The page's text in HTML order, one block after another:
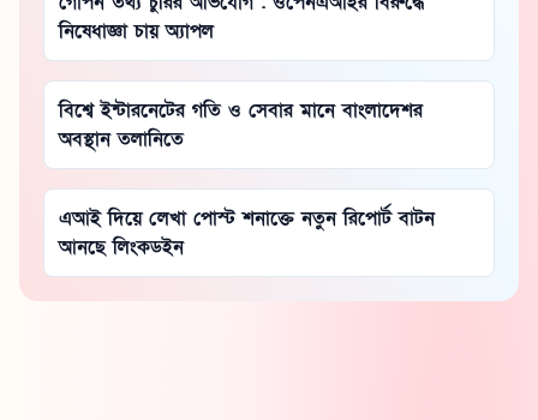
নিষেধাজ্ঞা চায় অ্যাপল
বিশ্বে ইন্টারনেটের গতি ও সেবার মানে বাংলাদেশর
অবস্থান তলানিতে
এআই দিয়ে লেখা পোস্ট শনাক্তে নতুন রিপোর্ট বাটন
আনছে লিংকডইন